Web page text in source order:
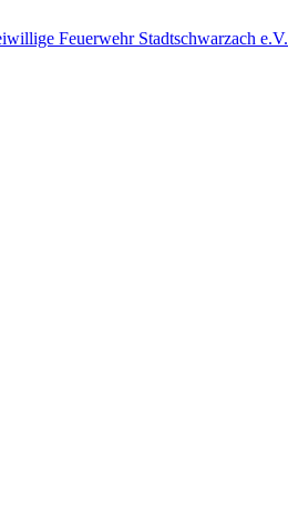
Feuerwehr Stadtschwarzach e.V.